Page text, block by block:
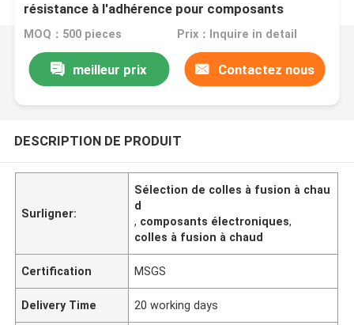
résistance à l'adhérence pour composants
électroniques et joints
MOQ：500 pieces Prix：Inquire in detail
meilleur prix Contactez nous
DESCRIPTION DE PRODUIT
Surligner:
Sélection de colles à fusion à chau
d
, composants électroniques,
colles à fusion à chaud
Certification MSGS
Delivery Time 20 working days